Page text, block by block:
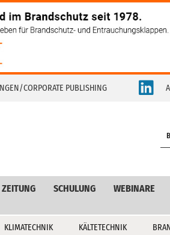
CORPORATE PUBLISHING
ZEITUNG SCHULUNG WEBINARE
KLIMATECHNIK KÄLTETECHNIK